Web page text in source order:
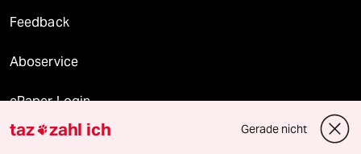
Feedback
Aboservice
ePaper Login
Downloads für Abonnierende
taz zahl ich Gerade nicht